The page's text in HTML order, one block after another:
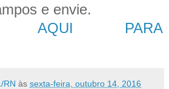
e envie.
AQUI PARA
RN às sexta-feira, outubro 14, 2016